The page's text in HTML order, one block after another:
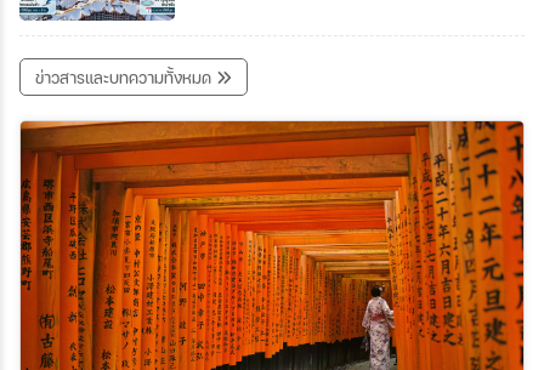
เดินทางที่เต็มไปด้วยเสน่ห์ของวัฒนธรรมท้อง
ถิ่น การวางแผนมาเที่ยวเกาะวูซงเพื่อสัมผัส
ปรากฏการณ์อันน่าอัศจรรย์นี้ด้วยตาตัวเองสัก
ครั้ง คือรางวัลชีวิตที่คุ้มค่าเกินบรรยายอย่าง
แน่นอนค่ะ ว่าแล้วก็อย่ารอช้าเพราะเราได้
รวบรวม ข้อมูลเที่ยวเกาะวูซง ที่ได้ชื่อว่าเป็น
หนึ่งในสี่สิ่งมหัศจรรย์ทางธรรมชาติที่ห้ามพลาด
ของจีนมาให้แล้วค่ะ
ทัวร์จีนจี๋หลินที่สามารถเดินทางไปสัมผัสความ
มหัศจรรย์ของธรรมชาติได้ตลอดทั้งปี สถานที่
แห่งนี้ไม่ได้มีเพียงแค่ภูเขาหิมะที่ขาวโพลนในฤดู
หนาว แต่ยังซ่อนเร้นความงามของทะเลสาบ
สีน้ำเงินเข้มบนปากปล่องภูเขาไฟที่สูงที่สุดในจีน
รวมถึงผืนป่าดึกดำบรรพ์ที่เปลี่ยนสีสันไปตาม
ฤดูกาลอย่างน่าอัศจรรย์ แน่นอนว่าวันนี้เราจะ
พาทุกท่านมาทัวร์ฉางไป๋ซานแบบครบทุกซอก
ทุกมุม พร้อมข้อมูลเที่ยวฉางไป๋ซานแบบละเอียด
ไม่ว่าจะเป็นความงามทั้ง 4 ด้านของฉางไป๋ซาน
สถานที่เที่ยวฉางไป๋ซานและกิจกรรมต่าง ๆ เพื่อ
ช่วยให้สามารถวางแผนทริปทัวร์ฉางไป๋ซานได้
อย่างสมบูรณ์แบบที่สุดค่ะ เตรียมตัวให้พร้อม
แล้วมาร่วมเดินทางไปกับเราที่ภูเขาศักดิ์สิทธิ์
แห่งนี้กันค่ะ
ข่าวสารและบทความทั้งหมด